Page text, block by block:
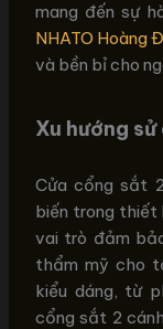
mang đến sự
NHATO Hoàng
và bền bỉ cho
Xu hướng
Cửa cổng sắt
biến trong thiết
vai trò đảm
thẩm mỹ cho
kiểu dáng, từ
cổng sắt 2